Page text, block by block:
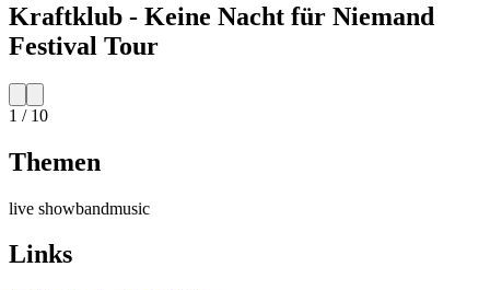
Kraftklub - Keine Nacht für Niemand
Festival Tour
1 / 10
Themen
live showbandmusic
Links